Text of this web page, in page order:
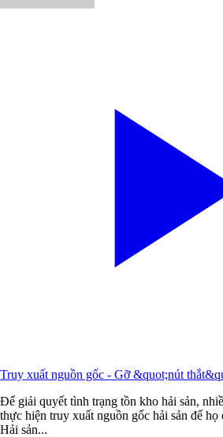
Truy xuất nguồn gốc - Gỡ &quot;nút
Để giải quyết tình trạng tồn kho hải sản,
thực hiện truy xuất nguồn gốc hải sản để họ
Hải sản...